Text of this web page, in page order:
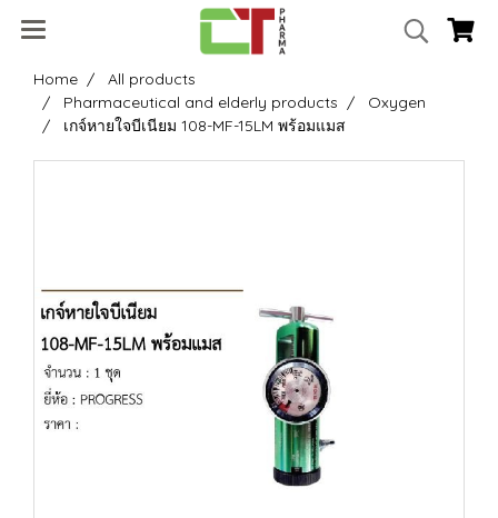
Home
All products
Pharmaceutical and elderly products
Oxygen
เกจ์หายใจบีเนียม 108-MF-15LM พร้อมแมส